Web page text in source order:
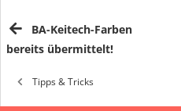
BA-Keitech-Farben
bereits übermittelt!
Tipps & Tricks